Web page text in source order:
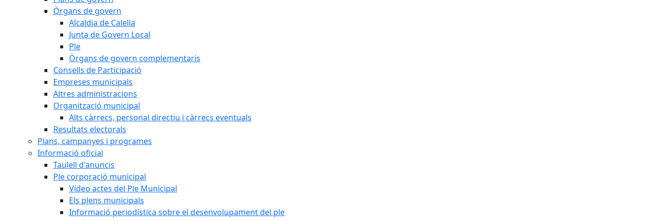
Òrgans de govern
Alcaldia de Calella
Junta de Govern Local
Ple
Òrgans de govern complementaris
Consells de Participació
Empreses municipals
Altres administracions
Organització municipal
Alts càrrecs, personal directiu i càrrecs eventuals
Resultats electorals
Plans, campanyes i programes
Informació oficial
Taulell d'anuncis
Ple corporació municipal
Vídeo actes del Ple Municipal
Els plens municipals
Informació periodística sobre el desenvolupament del ple